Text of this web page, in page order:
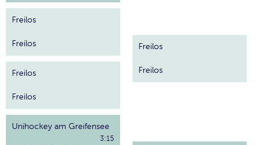
Freilos
Freilos
Freilos
Freilos
Unihockey am Greifensee
3:15
Freilos
Freilos